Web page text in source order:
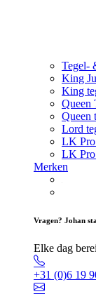
Tegel-
King
King
Queen
Queen
Lord
LK Pro
LK Pro
Merken
Vragen? Johan
Elke dag
+31 (0)6 19